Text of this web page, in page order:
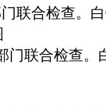
门联合检查。